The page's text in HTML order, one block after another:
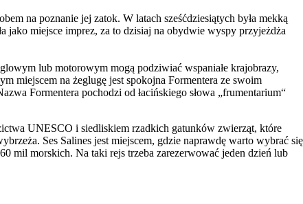
na poznanie jej zatok. W latach sześćdziesiątych była mekką
jako miejsce imprez, za to dzisiaj na obydwie wyspy przyjeżdża
lub motorowym mogą podziwiać wspaniałe krajobrazy,
miejscem na żeglugę jest spokojna Formentera ze swoim
Formentera pochodzi od łacińskiego słowa „frumentarium“
UNESCO i siedliskiem rzadkich gatunków zwierząt, które
Ses Salines jest miejscem, gdzie naprawdę warto wybrać się
mil morskich. Na taki rejs trzeba zarezerwować jeden dzień lub